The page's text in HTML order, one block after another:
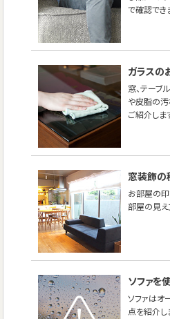
で確認でき
ガラスの
窓、テーブ
や皮脂の汚
ご紹介しま
窓装飾の
お部屋の
部屋の見
ソファを
ソファはオ
点を紹介